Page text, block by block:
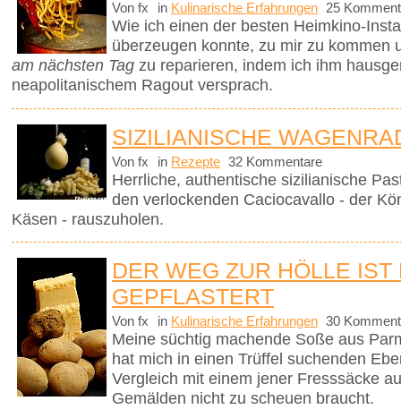
Von fx in Kulinarische Erfahrungen 25
Wie ich einen der besten Heimkino-
überzeugen konnte, zu mir zu kommen
am nächsten Tag zu reparieren, indem ich ihm
neapolitanischem Ragout versprach.
SIZILIANISCHE
Von fx in Rezepte 32 Kommentare
Herrliche, authentische sizilianische
den verlockenden Caciocavallo - der
Käsen - rauszuholen.
DER WEG ZUR HÖLLE IST
GEPFLASTERT
Von fx in Kulinarische Erfahrungen 30
Meine süchtig machende Soße aus
hat mich in einen Trüffel suchenden
Vergleich mit einem jener Fresssäcke
Gemälden nicht zu scheuen braucht.